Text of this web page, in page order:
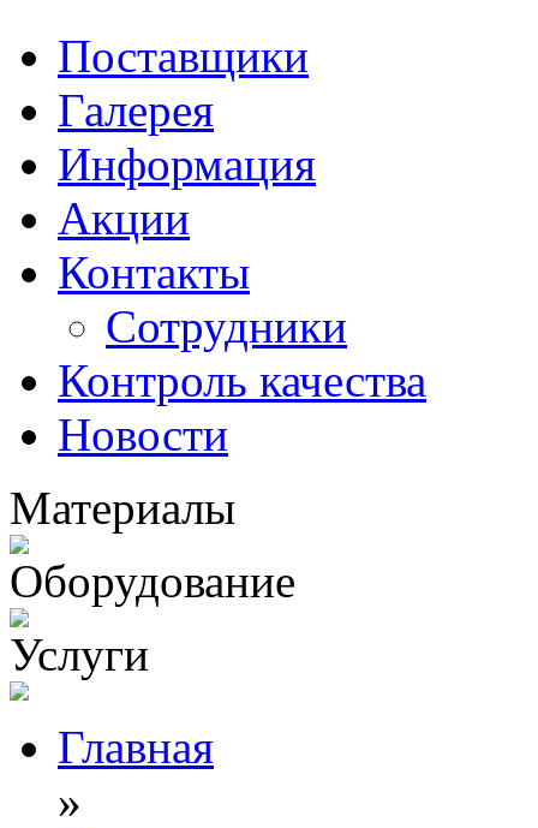
Поставщики
Галерея
Информация
Акции
Контакты
Сотрудники
Контроль качества
Новости
Материалы
Оборудование
Услуги
Главная
»